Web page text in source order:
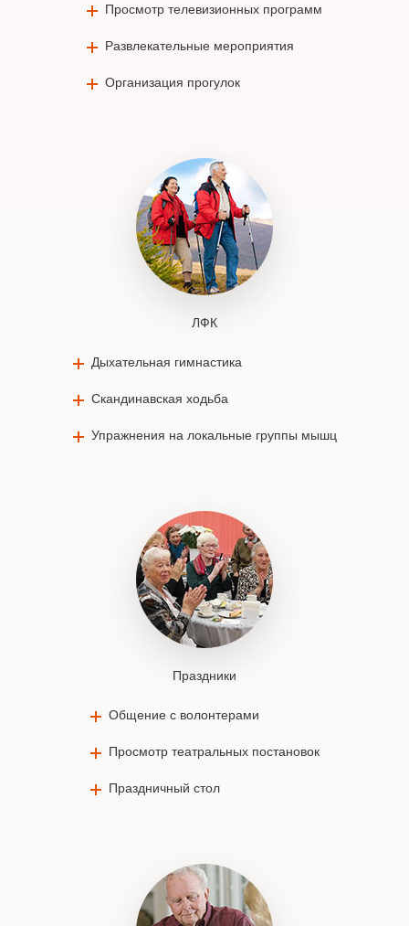
Просмотр телевизионных программ
Развлекательные мероприятия
Организация прогулок
ЛФК
Дыхательная гимнастика
Скандинавская ходьба
Упражнения на локальные группы мышц
Праздники
Общение с волонтерами
Просмотр театральных постановок
Праздничный стол